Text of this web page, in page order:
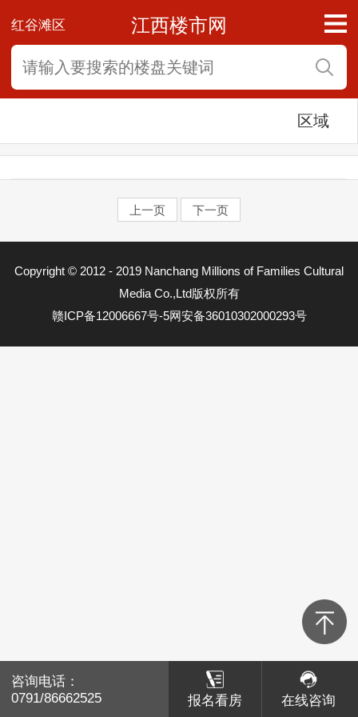
红谷滩区 江西楼市网
区域
上一页 下一页
Copyright © 2012 - 2019 Nanchang Millions of Families Cultural
Media Co.,Ltd版权所有
赣ICP备12006667号-5网安备36010302000293号
咨询电话：
0791/86662525
报名看房 在线咨询
咨询电话：
0791/86662525
报名看房 在线咨询
东湖区
西湖区
赣江新区